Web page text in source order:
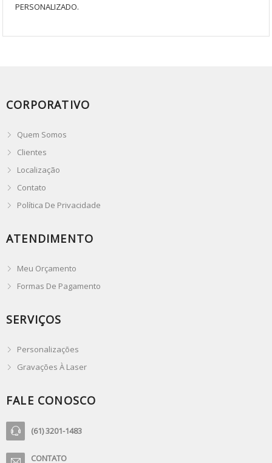
PERSONALIZADO.
CORPORATIVO
Quem Somos
Clientes
Localização
Contato
Política De Privacidade
ATENDIMENTO
Meu Orçamento
Formas De Pagamento
SERVIÇOS
Personalizações
Gravações À Laser
FALE CONOSCO
(61) 3201-1483
CONTATO